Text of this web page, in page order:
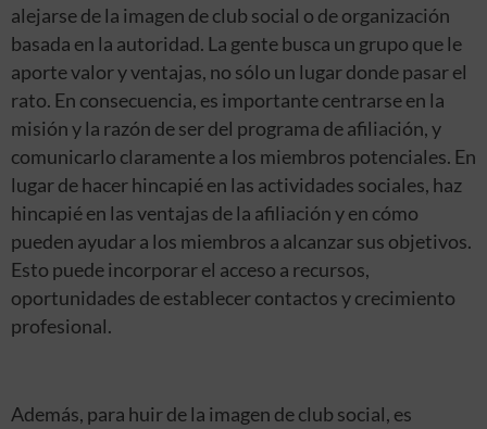
alejarse de la imagen de club social o de organización
basada en la autoridad. La gente busca un grupo que le
aporte valor y ventajas, no sólo un lugar donde pasar el
rato. En consecuencia, es importante centrarse en la
misión y la razón de ser del programa de afiliación, y
comunicarlo claramente a los miembros potenciales. En
lugar de hacer hincapié en las actividades sociales, haz
hincapié en las ventajas de la afiliación y en cómo
pueden ayudar a los miembros a alcanzar sus objetivos.
Esto puede incorporar el acceso a recursos,
oportunidades de establecer contactos y crecimiento
profesional.
Además, para huir de la imagen de club social, es